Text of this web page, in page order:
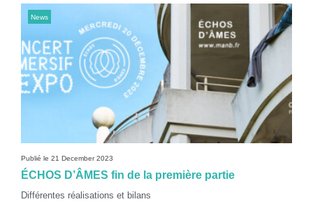
News
Publié le 21 December 2023
ÉCHOS D’ÂMES fin de la première partie
Différentes réalisations et bilans